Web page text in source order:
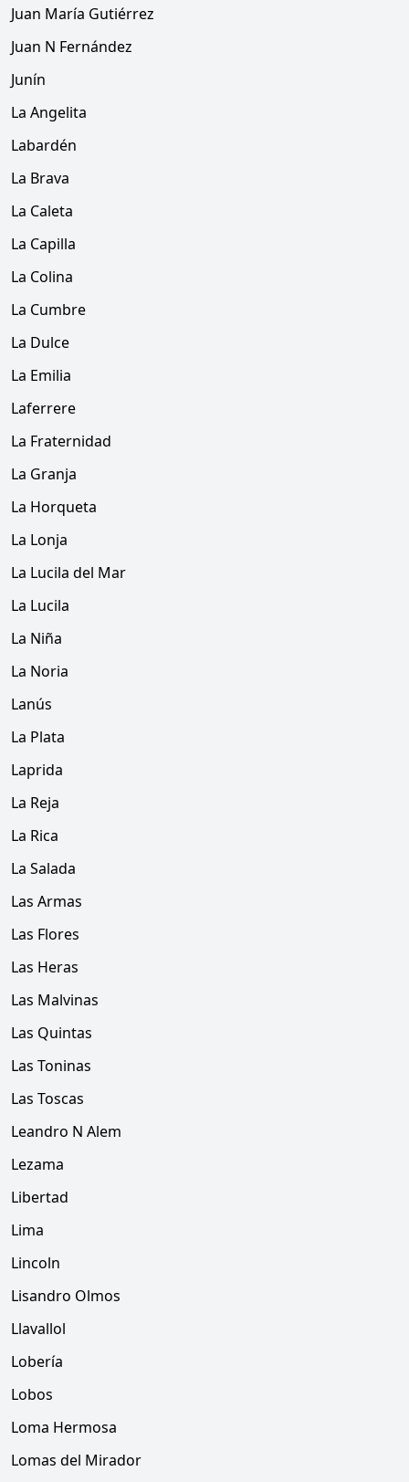
Juan María Gutiérrez
Juan N Fernández
Junín
La Angelita
Labardén
La Brava
La Caleta
La Capilla
La Colina
La Cumbre
La Dulce
La Emilia
Laferrere
La Fraternidad
La Granja
La Horqueta
La Lonja
La Lucila del Mar
La Lucila
La Niña
La Noria
Lanús
La Plata
Laprida
La Reja
La Rica
La Salada
Las Armas
Las Flores
Las Heras
Las Malvinas
Las Quintas
Las Toninas
Las Toscas
Leandro N Alem
Lezama
Libertad
Lima
Lincoln
Lisandro Olmos
Llavallol
Lobería
Lobos
Loma Hermosa
Lomas del Mirador